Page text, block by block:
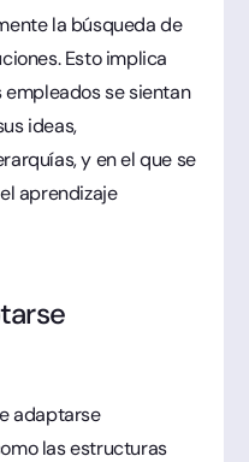
la búsqueda de
Esto implica
se sientan
ideas,
y en el que se
aprendizaje
adaptarse
las estructuras